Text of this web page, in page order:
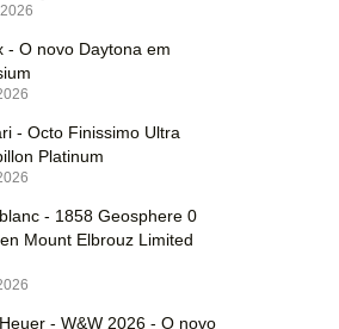
- O novo Daytona em
- Octo Finissimo Ultra
Platinum
- 1858 Geosphere 0
Mount Elbrouz Limited
- W&W 2026 - O novo